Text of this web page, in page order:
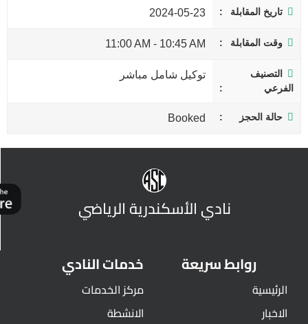
تاريخ المقابلة 2024-05-23
وقت المقابلة 10:45 AM
-
11:00 AM
التصنيف
الفرعي
توكيل شامل مباشر
حالة الحجز Booked
نادي الأسكندرية الرياضي
روابط سريعة
الرئيسية
الاخبار
خدمات النادي
مركز الخدمات
الانشطة